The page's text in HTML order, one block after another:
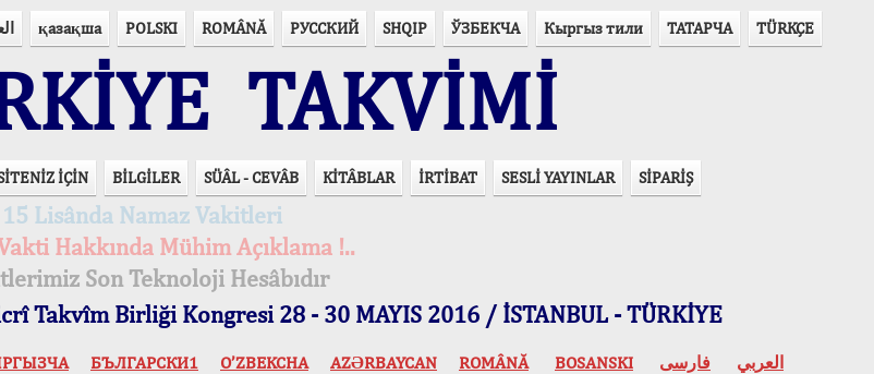
қазақша POLSKI ROMÂNĂ РУССКИЙ SHQIP ЎЗБЕКЧА Кыргыз тили ТАТАРЧА TÜRKÇE
TAKVİMİ
İÇİN BİLGİLER SÜÂL - CEVÂB KİTÂBLAR İRTİBAT SESLİ YAYINLAR SİPARİŞ
15 Lisânda Namaz Vakitleri
Hakkında Mühim Açıklama !..
Son Teknoloji Hesâbıdır
Takvîm Birliği Kongresi 28 - 30 MAYIS 2016 / İSTANBUL - TÜRKİYE
БЪЛГАРСКИ1 O’ZBEKCHA AZӘRBAYCAN ROMÂNĂ BOSANSKI العربي فارسی